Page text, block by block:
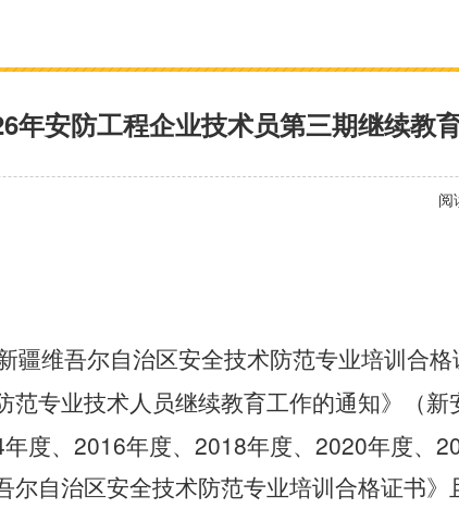
年安防工程企业技术员第三期继续教
阅
疆维吾尔自治区安全技术防范专业培训合
范专业技术人员继续教育工作的通知》（新
年度、 2016年度、 2018年度、 2020年度、
尔自治区安全技术防范专业培训合格证书》